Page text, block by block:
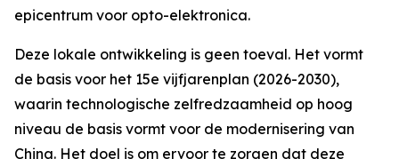
epicentrum voor opto-elektronica.
Deze lokale ontwikkeling is geen toeval. Het vormt
de basis voor het 15e vijfjarenplan (2026-2030),
waarin technologische zelfredzaamheid op hoog
niveau de basis vormt voor de modernisering van
China. Het doel is om ervoor te zorgen dat deze